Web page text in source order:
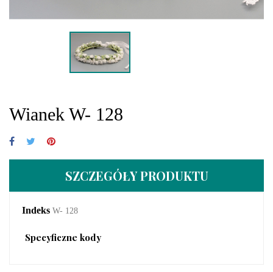
Wianek W- 128
SZCZEGÓŁY PRODUKTU
Indeks W- 128
Specyficzne kody